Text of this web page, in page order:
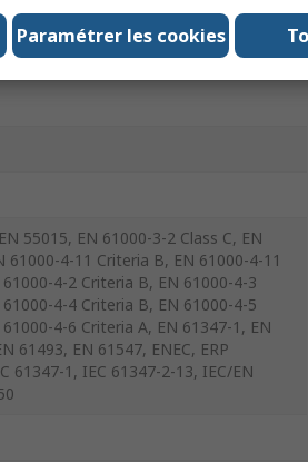
55015, EN 61000-3-2 Class C, EN
61000-4-11 Criteria B, EN 61000-4-11
4-2 Criteria B, EN 61000-4-3
4-4 Criteria B, EN 61000-4-5
4-6 Criteria A, EN 61347-1, EN
61493, EN 61547, ENEC, ERP
61347-1, IEC 61347-2-13, IEC/EN
Paramétrer les cookies